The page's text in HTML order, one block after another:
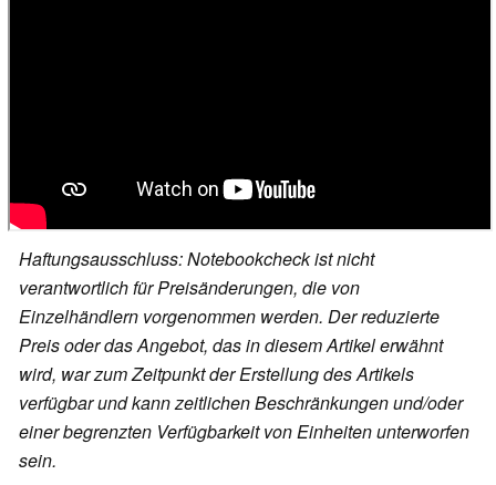
Haftungsausschluss: Notebookcheck ist nicht
verantwortlich für Preisänderungen, die von
Einzelhändlern vorgenommen werden. Der reduzierte
Preis oder das Angebot, das in diesem Artikel erwähnt
wird, war zum Zeitpunkt der Erstellung des Artikels
verfügbar und kann zeitlichen Beschränkungen und/oder
einer begrenzten Verfügbarkeit von Einheiten unterworfen
sein.